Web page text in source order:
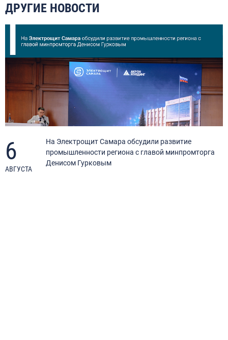
ДРУГИЕ НОВОСТИ
6
АВГУСТА
На Электрощит Самара обсудили развитие
промышленности региона с главой минпромторга
Денисом Гурковым